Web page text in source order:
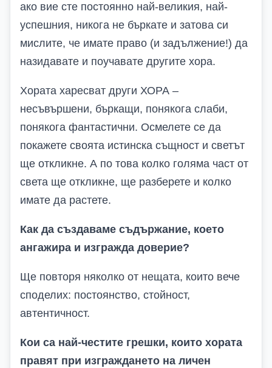
ако вие сте постоянно най-великия, най-
успешния, никога не бъркате и затова си
мислите, че имате право (и задължение!) да
назидавате и поучавате другите хора.
Хората харесват други ХОРА –
несъвършени, бъркащи, понякога слаби,
понякога фантастични. Осмелете се да
покажете своята истинска същност и светът
ще откликне. А по това колко голяма част от
света ще откликне, ще разберете и колко
имате да растете.
Как да създаваме съдържание, което
ангажира и изгражда доверие?
Ще повторя няколко от нещата, които вече
споделих: постоянство, стойност,
автентичност.
Кои са най-честите грешки, които хората
правят при изграждането на личен